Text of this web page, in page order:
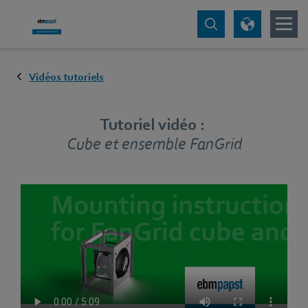
Vidéos tutoriels
Tutoriel vidéo :
Cube et ensemble FanGrid